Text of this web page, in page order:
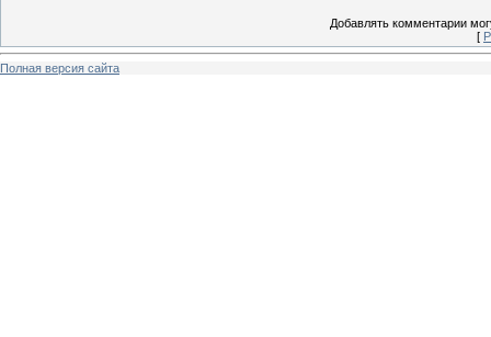
Добавлять комментарии
[
Полная версия сайта